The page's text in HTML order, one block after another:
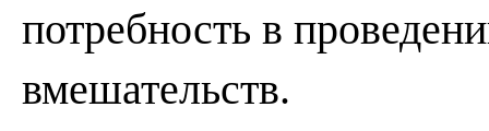
потребность в
вмешательств.